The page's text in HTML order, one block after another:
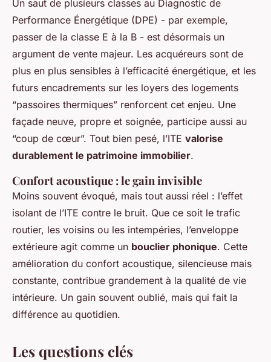
Un saut de plusieurs classes au Diagnostic de
Performance Énergétique (DPE) - par exemple,
passer de la classe E à la B - est désormais un
argument de vente majeur. Les acquéreurs sont de
plus en plus sensibles à l’efficacité énergétique, et les
futurs encadrements sur les loyers des logements
“passoires thermiques” renforcent cet enjeu. Une
façade neuve, propre et soignée, participe aussi au
“coup de cœur”. Tout bien pesé, l’ITE valorise
durablement le patrimoine immobilier.
Confort acoustique : le gain invisible
Moins souvent évoqué, mais tout aussi réel : l’effet
isolant de l’ITE contre le bruit. Que ce soit le trafic
routier, les voisins ou les intempéries, l’enveloppe
extérieure agit comme un bouclier phonique. Cette
amélioration du confort acoustique, silencieuse mais
constante, contribue grandement à la qualité de vie
intérieure. Un gain souvent oublié, mais qui fait la
différence au quotidien.
Les questions clés